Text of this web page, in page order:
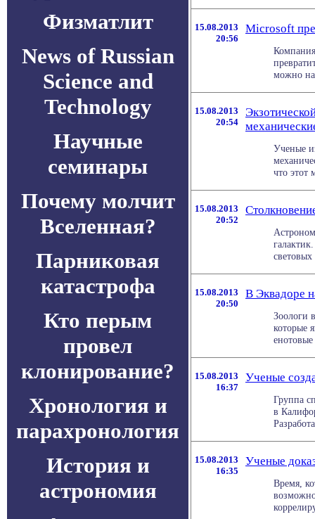
Физматлит
News of Russian
Science and
Technology
Научные
семинары
Почему молчит
Вселенная?
Парниковая
катастрофа
Кто перым
провел
клонирование?
Хронология и
парахронология
История и
астрономия
15.08.2013
20:56
Microsoft
можно
15.08.2013
20:54
Ученые
что этот
15.08.2013
20:52
световых
15.08.2013
20:50
В Эквадоре
Зоологи
которые
15.08.2013
16:37
Ученые
Группа
в
15.08.2013
16:35
Ученые
Время,